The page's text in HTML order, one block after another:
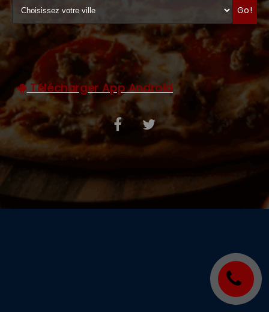
VOS AVIS
MENTIONS LÉGALES
C.G.V
Go!
Télécharger App Android